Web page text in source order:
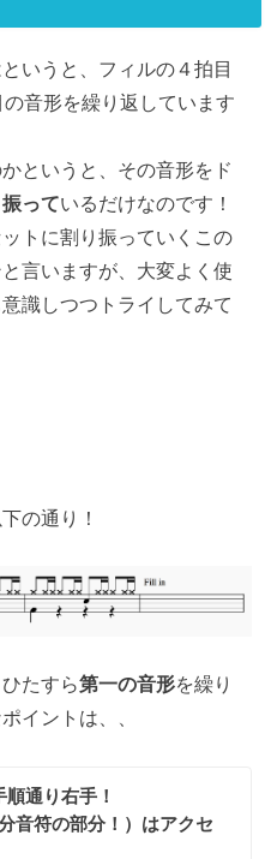
いうと、フィルの４拍目
音形を繰り返しています
というと、その音形をド
っているだけなのです！
トに割り振っていくこの
言いますが、大変よく使
識しつつトライしてみて
の通り！
たすら第一の音形を繰り
イントは、、
通り右手！
音符の部分！）はアクセ